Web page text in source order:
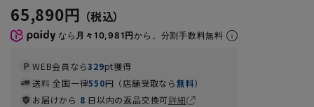
65,890円
なら 月々10,981円から。分割手数料無料
WEB会員なら329pt獲得
送料 全国一律550円（店舗受取なら無料）
お届けから 8 日以内の返品交換可詳細